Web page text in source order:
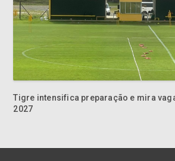
Tigre intensifica preparação e mira
2027